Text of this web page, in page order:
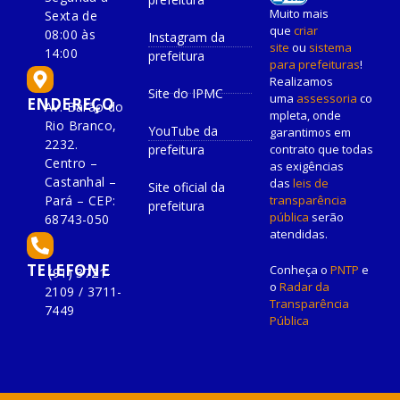
Sexta de
08:00 às
14:00
ENDEREÇO
Av. Barão do
Rio Branco,
2232.
Centro –
Castanhal –
Pará – CEP:
68743-050
TELEFONE
(91) 3721-
2109 / 3711-
7449
Instagram da
prefeitura
Site do IPMC
YouTube da
prefeitura
Site oficial da
prefeitura
Muito mais
que criar
site ou sistema
para prefeituras!
Realizamos
uma assessoria co
mpleta, onde
garantimos em
contrato que todas
as exigências
das leis de
transparência
pública serão
atendidas.
Conheça o PNTP e
o Radar da
Transparência
Pública